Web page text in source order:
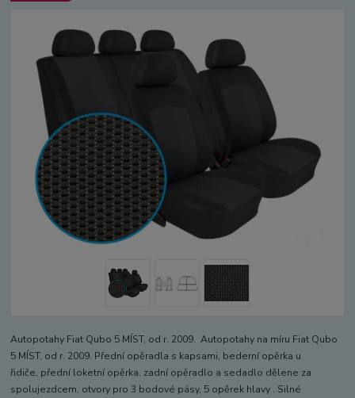
Autopotahy Fiat Qubo 5 MÍST, od r. 2009. Autopotahy na míru Fiat Qubo
5 MÍST, od r. 2009. Přední opěradla s kapsami, bederní opěrka u
řidiče, přední loketní opěrka, zadní opěradlo a sedadlo dělene za
spolujezdcem, otvory pro 3 bodové pásy, 5 opěrek hlavy . Silné